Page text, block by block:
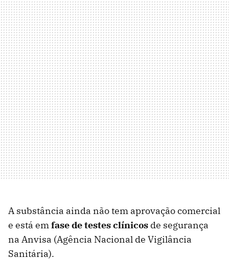
A substância ainda não tem aprovação comercial
e está emfase de testes clínicos de segurança
na Anvisa (Agência Nacional de Vigilância
Sanitária).